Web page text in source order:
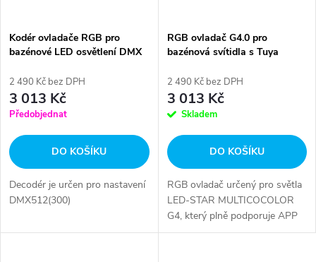
Kodér ovladače RGB pro
bazénové LED osvětlení DMX
2 490 Kč bez DPH
3 013 Kč
Předobjednat
DO KOŠÍKU
Decodér je určen pro nastavení
DMX512(300)
RGB ovladač G4.0 pro
bazénová svítidla s Tuya
2 490 Kč bez DPH
3 013 Kč
Skladem
DO KOŠÍKU
RGB ovladač určený pro světla
LED-STAR MULTICOCOLOR
G4, který plně podporuje APP
aplikaci TUYA APP Control.